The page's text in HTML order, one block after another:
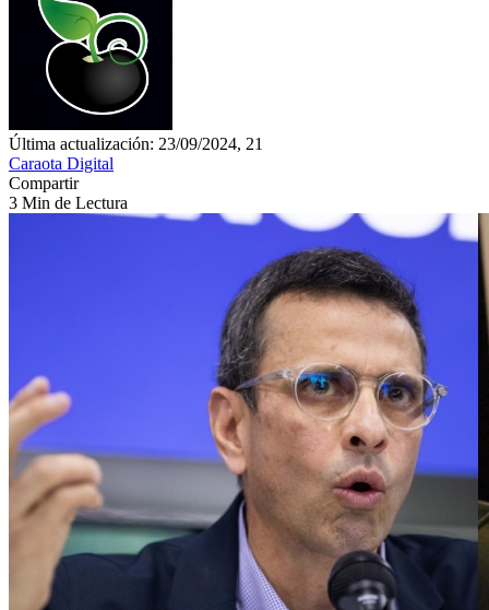
Última actualización: 23/09/2024, 21
Caraota Digital
Compartir
3 Min de Lectura